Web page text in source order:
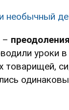
необычный
–
уроки в
товарищей,